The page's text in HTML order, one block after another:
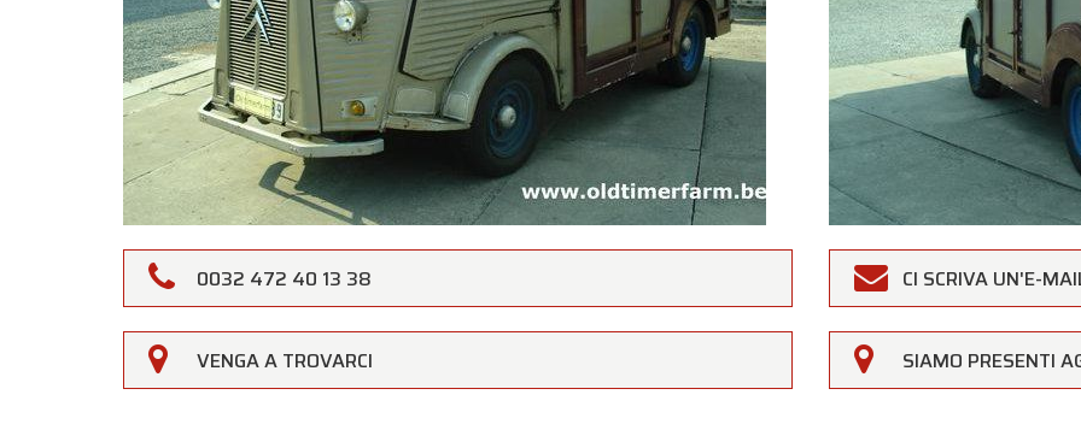
0032 472 40 13 38 CI SCRIVA UN'E-
VENGA A TROVARCI SIAMO PRESENTI
Oldtimerfarm
Oldtimerfarm saràchiusa sabato 15 agostoin occasione della